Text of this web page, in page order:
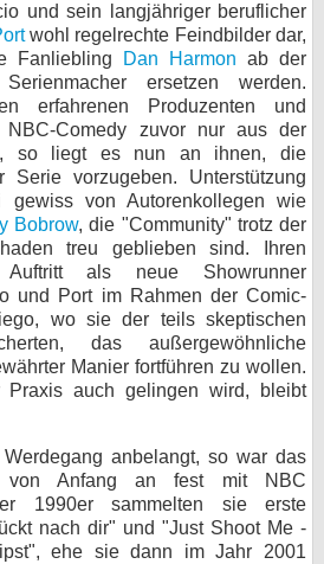
und sein langjähriger beruflicher
wohl regelrechte Feindbilder dar,
Fanliebling
Dan Harmon ab der
ersetzen werden.
erfahrenen Produzenten und
NBC-Comedy zuvor nur aus der
so liegt es nun an ihnen, die
Serie vorzugeben. Unterstützung
gewiss von Autorenkollegen wie
Bobrow, die "Community" trotz der
treu geblieben sind. Ihren
Auftritt als neue Showrunner
und Port im Rahmen der Comic-
wo sie der teils skeptischen
das außergewöhnliche
Manier fortführen zu wollen.
auch gelingen wird, bleibt
anbelangt, so war das
von Anfang an fest mit NBC
1990er sammelten sie erste
nach dir" und "Just Shoot Me -
ehe sie dann im Jahr 2001
Specials
SERVICE
Gewinnspiele
Forum
bei X
bei Facebook
Kontakt
Nutzungsbedingungen
Cookie-Einstellungen
Impressum